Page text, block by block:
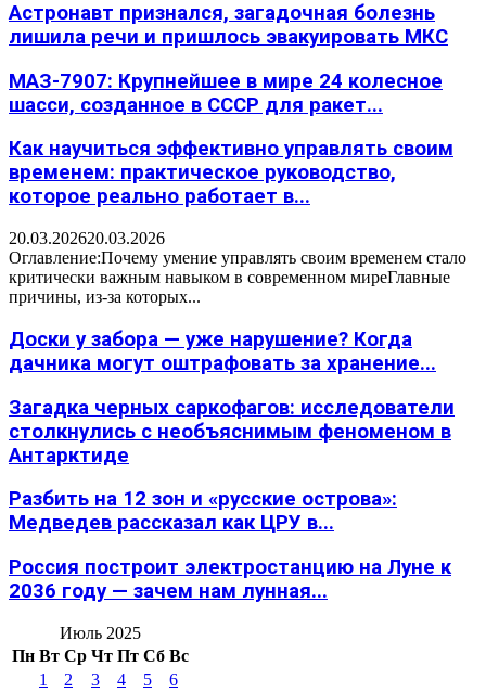
Астронавт признался, загадочная болезнь
лишила речи и пришлось эвакуировать МКС
МАЗ-7907: Крупнейшее в мире 24 колесное
шасси, созданное в СССР для ракет...
Как научиться эффективно управлять своим
временем: практическое руководство,
которое реально работает в...
20.03.202620.03.2026
Оглавление:Почему умение управлять своим временем стало
критически важным навыком в современном миреГлавные
причины, из-за которых...
Доски у забора — уже нарушение? Когда
дачника могут оштрафовать за хранение...
Загадка черных саркофагов: исследователи
столкнулись с необъяснимым феноменом в
Антарктиде
Разбить на 12 зон и «русские острова»:
Медведев рассказал как ЦРУ в...
Россия построит электростанцию на Луне к
2036 году — зачем нам лунная...
Июль 2025
Пн Вт Ср Чт Пт Сб Вс
1
2 3 4 5
6